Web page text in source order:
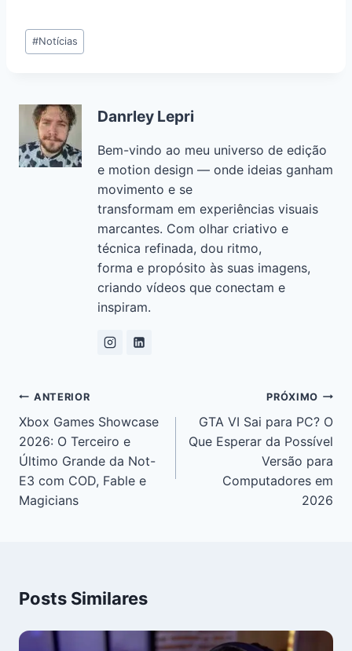
c
e
o
o
k
p
n
#Notícias
Danrley Lepri
Bem-vindo ao meu universo de edição
e motion design — onde ideias ganham
movimento e se
transformam em experiências visuais
marcantes. Com olhar criativo e
técnica refinada, dou ritmo,
forma e propósito às suas imagens,
criando vídeos que conectam e
inspiram.
ANTERIOR
Xbox Games Showcase
2026: O Terceiro e
Último Grande da Not-
E3 com COD, Fable e
Magicians
PRÓXIMO
GTA VI Sai para PC? O
Que Esperar da Possível
Versão para
Computadores em
2026
Posts Similares